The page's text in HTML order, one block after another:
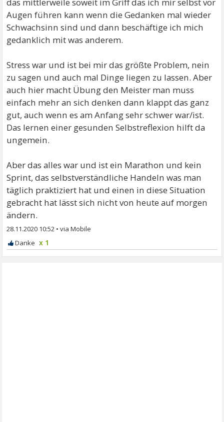
Augen führen kann wenn die Gedanken mal wieder
Schwachsinn sind und dann beschäftige ich mich
gedanklich mit was anderem.
Stress war und ist bei mir das größte Problem, nein
zu sagen und auch mal Dinge liegen zu lassen. Aber
auch hier macht Übung den Meister man muss
einfach mehr an sich denken dann klappt das ganz
gut, auch wenn es am Anfang sehr schwer war/ist.
Das lernen einer gesunden Selbstreflexion hilft da
ungemein.
Aber das alles war und ist ein Marathon und kein
Sprint, das selbstverständliche Handeln was man
täglich praktiziert hat und einen in diese Situation
gebracht hat lässt sich nicht von heute auf morgen
ändern.
28.11.2020 10:52 •
x 1